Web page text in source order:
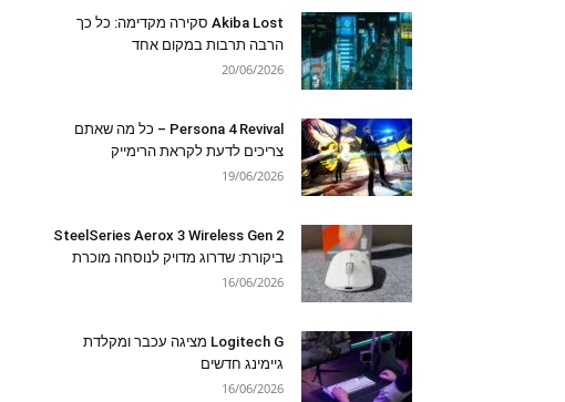
Akiba Lost סקירה מקדימה: כל כך
הרבה תרבות במקום אחד
20/06/2026
Persona 4 Revival – כל מה שאתם
צריכים לדעת לקראת הרימייק
19/06/2026
SteelSeries Aerox 3 Wireless Gen 2
ביקורת: שדרוג מדויק לנוסחה מוכרת
16/06/2026
Logitech G מציגה עכבר ומקלדת
גיימינג חדשים
16/06/2026